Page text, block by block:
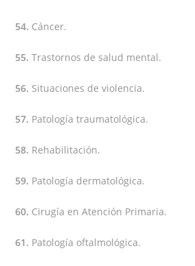
54. Cáncer.
55. Trastornos de salud mental.
56. Situaciones de violencia.
57. Patología traumatológica.
58. Rehabilitación.
59. Patología dermatológica.
60. Cirugía en Atención Primaria.
61. Patología oftalmológica.